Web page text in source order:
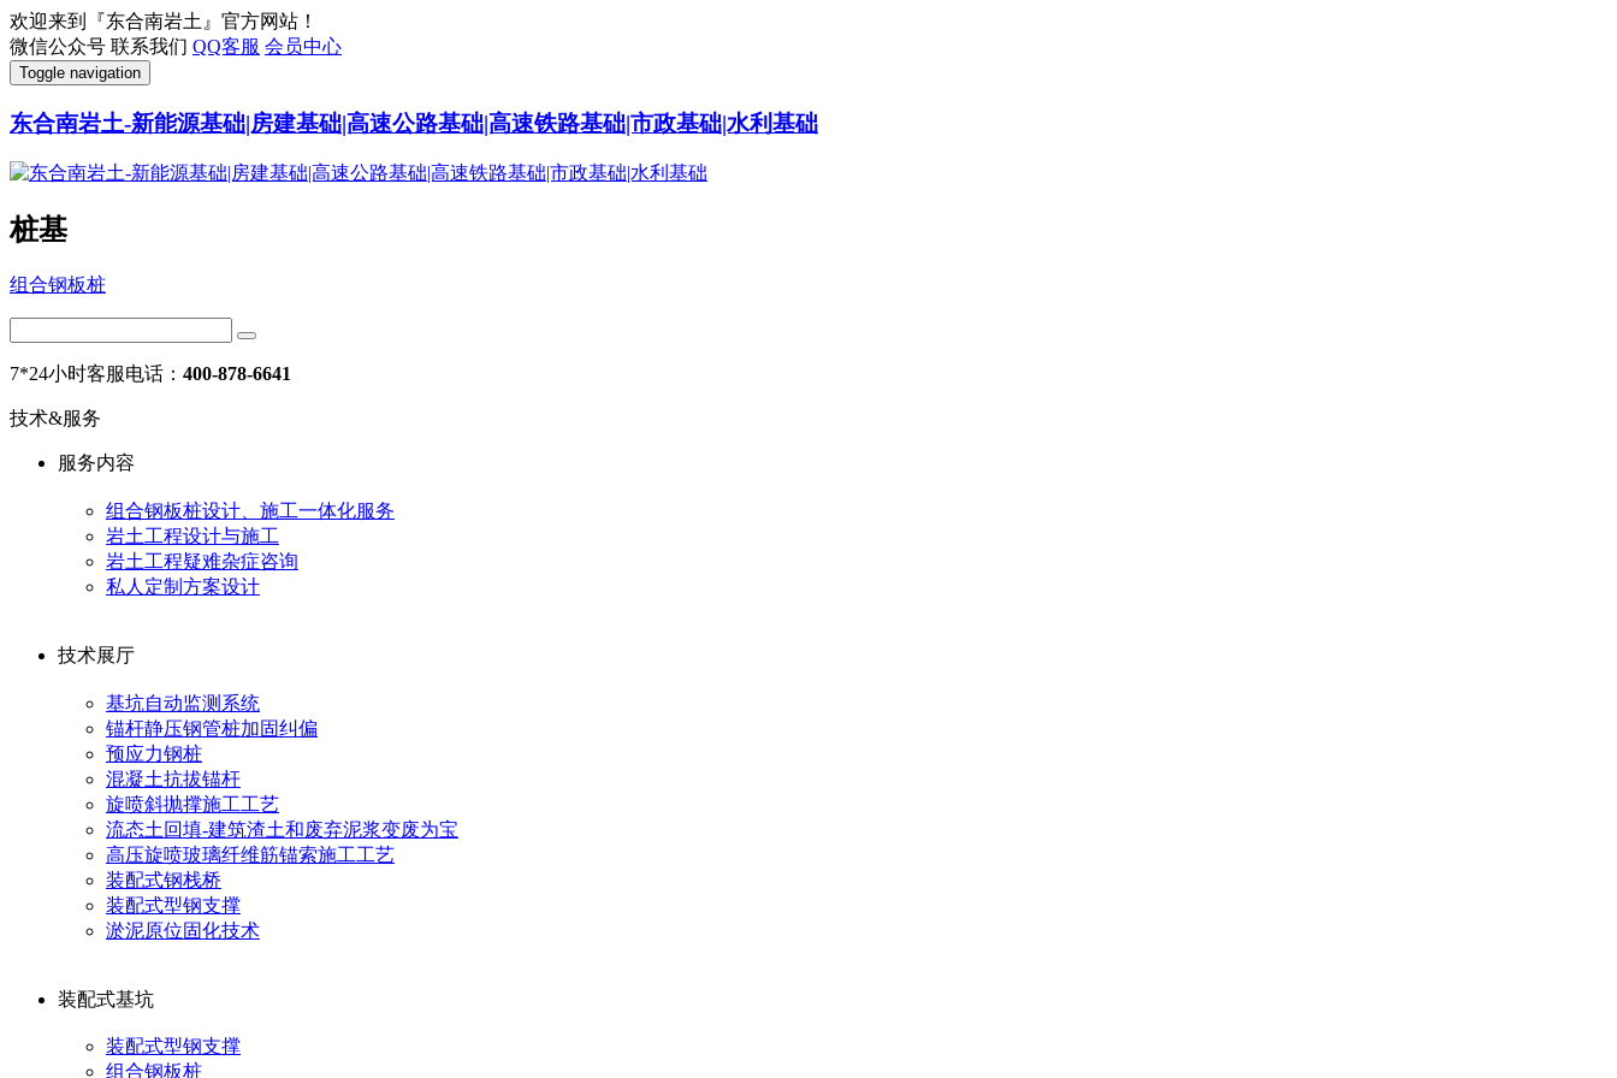
欢迎来到『东合南岩土』官方网站！
微信公众号 联系我们 QQ客服 会员中心
Toggle navigation
东合南岩土-新能源基础|房建基础|高速公路基础|高速铁路基础|市政基础|水利基础
桩基
组合钢板桩
7*24小时客服电话： 400-878-6641
技术&服务
服务内容
组合钢板桩设计、施工一体化服务
岩土工程设计与施工
岩土工程疑难杂症咨询
私人定制方案设计
技术展厅
基坑自动监测系统
锚杆静压钢管桩加固纠偏
预应力钢桩
混凝土抗拔锚杆
旋喷斜抛撑施工工艺
流态土回填-建筑渣土和废弃泥浆变废为宝
高压旋喷玻璃纤维筋锚索施工工艺
装配式钢栈桥
装配式型钢支撑
淤泥原位固化技术
装配式基坑
装配式型钢支撑
组合钢板桩